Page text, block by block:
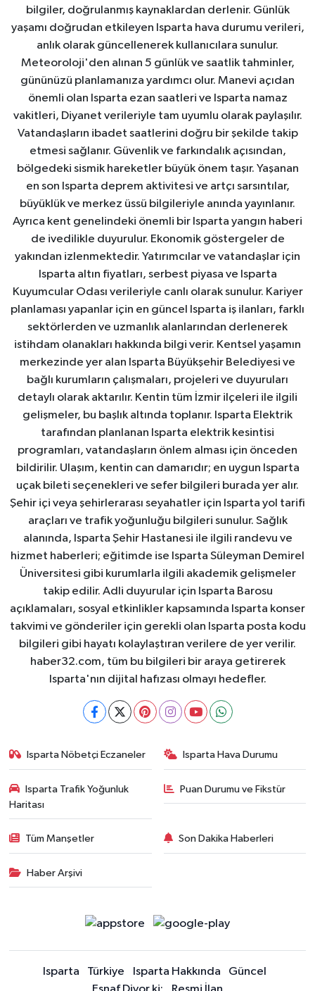
bilgiler, doğrulanmış kaynaklardan derlenir. Günlük
yaşamı doğrudan etkileyen Isparta hava durumu verileri,
anlık olarak güncellenerek kullanıcılara sunulur.
Meteoroloji'den alınan 5 günlük ve saatlik tahminler,
gününüzü planlamanıza yardımcı olur. Manevi açıdan
önemli olan Isparta ezan saatleri ve Isparta namaz
vakitleri, Diyanet verileriyle tam uyumlu olarak paylaşılır.
Vatandaşların ibadet saatlerini doğru bir şekilde takip
etmesi sağlanır. Güvenlik ve farkındalık açısından,
bölgedeki sismik hareketler büyük önem taşır. Yaşanan
en son Isparta deprem aktivitesi ve artçı sarsıntılar,
büyüklük ve merkez üssü bilgileriyle anında yayınlanır.
Ayrıca kent genelindeki önemli bir Isparta yangın haberi
de ivedilikle duyurulur. Ekonomik göstergeler de
yakından izlenmektedir. Yatırımcılar ve vatandaşlar için
Isparta altın fiyatları, serbest piyasa ve Isparta
Kuyumcular Odası verileriyle canlı olarak sunulur. Kariyer
planlaması yapanlar için en güncel Isparta iş ilanları, farklı
sektörlerden ve uzmanlık alanlarından derlenerek
istihdam olanakları hakkında bilgi verir. Kentsel yaşamın
merkezinde yer alan Isparta Büyükşehir Belediyesi ve
bağlı kurumların çalışmaları, projeleri ve duyuruları
detaylı olarak aktarılır. Kentin tüm İzmir ilçeleri ile ilgili
gelişmeler, bu başlık altında toplanır. Isparta Elektrik
tarafından planlanan Isparta elektrik kesintisi
programları, vatandaşların önlem alması için önceden
bildirilir. Ulaşım, kentin can damarıdır; en uygun Isparta
uçak bileti seçenekleri ve sefer bilgileri burada yer alır.
Şehir içi veya şehirlerarası seyahatler için Isparta yol tarifi
araçları ve trafik yoğunluğu bilgileri sunulur. Sağlık
alanında, Isparta Şehir Hastanesi ile ilgili randevu ve
hizmet haberleri; eğitimde ise Isparta Süleyman Demirel
Üniversitesi gibi kurumlarla ilgili akademik gelişmeler
takip edilir. Adli duyurular için Isparta Barosu
açıklamaları, sosyal etkinlikler kapsamında Isparta konser
takvimi ve gönderiler için gerekli olan Isparta posta kodu
bilgileri gibi hayatı kolaylaştıran verilere de yer verilir.
haber32.com, tüm bu bilgileri bir araya getirerek
Isparta'nın dijital hafızası olmayı hedefler.
Isparta Nöbetçi Eczaneler Isparta Hava Durumu
Isparta Trafik Yoğunluk
Haritası
Puan Durumu ve Fikstür
Tüm Manşetler Son Dakika Haberleri
Haber Arşivi
Isparta Türkiye Isparta Hakkında
Güncel